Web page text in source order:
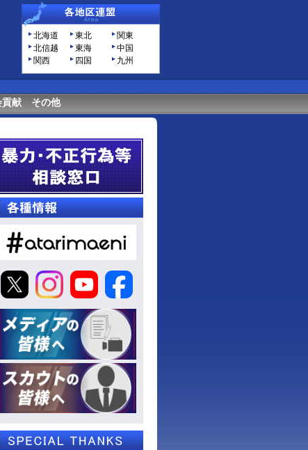
北海道 東北
関東
北信越
東海
中国
関西
四国 九州
貢献 その他